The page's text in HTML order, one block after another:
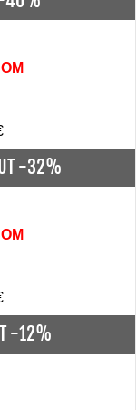
-32%
-12%